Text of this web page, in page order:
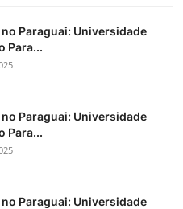
Paraguai: Universidade
Para...
Paraguai: Universidade
Para...
Paraguai: Universidade